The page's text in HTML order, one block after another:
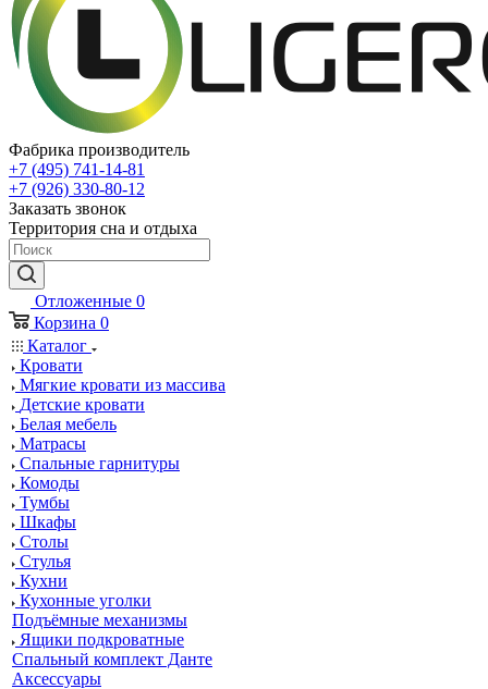
Фабрика производитель
+7 (495) 741-14-81
+7 (926) 330-80-12
Заказать звонок
Территория сна и отдыха
Отложенные 0
Корзина 0
Каталог
Кровати
Мягкие кровати из массива
Детские кровати
Белая мебель
Матрасы
Спальные гарнитуры
Комоды
Тумбы
Шкафы
Столы
Стулья
Кухни
Кухонные уголки
Подъёмные механизмы
Ящики подкроватные
Спальный комплект Данте
Аксессуары